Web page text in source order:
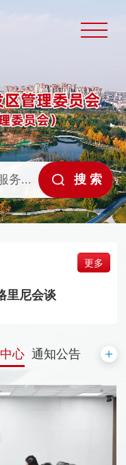
里尼会谈
更多
心 通知公告